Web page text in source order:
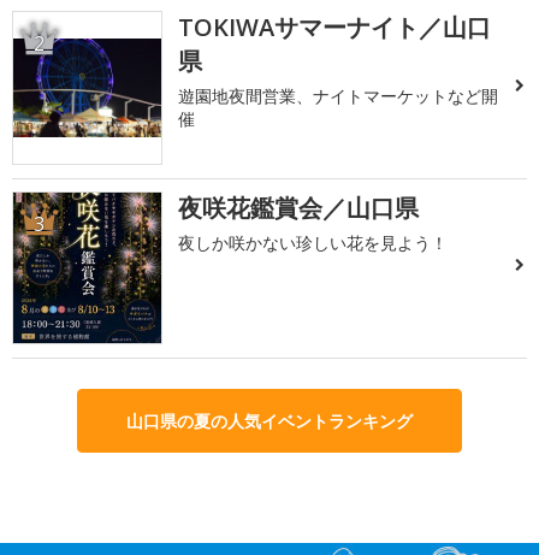
2
TOKIWAサマーナイト／山口
県
遊園地夜間営業、ナイトマーケットなど開
催
3 夜咲花鑑賞会／山口県
夜しか咲かない珍しい花を見よう！
山口県の夏の人気イベントランキング